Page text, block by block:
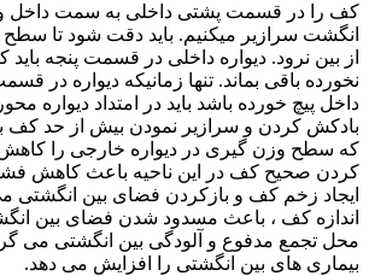
کف را در قسمت پشتی داخلی به سمت
انگشت سرازیر میکنیم. باید دقت شود تا
از بین نرود. دیواره داخلی در قسمت پنجه
نخورده باقی بماند. تنها زمانیکه دیواره در
داخل پیچ خورده باشد باید در امتداد دیواره
بادکش کردن و سرازیر نمودن بیش از حد کف
که سطح وزن گیری در دیواره خارجی را
کردن صحیح کف در این ناحیه باعث کاهش
ایجاد زخم کف و بازکردن فضای بین انگشتی
اندازه کف ، باعث مسدود شدن فضای بین
محل تجمع مدفوع و آلودگی بین انگشتی می
بیماری های بین انگشتی را افزایش می دهد.